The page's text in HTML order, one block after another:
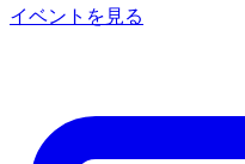
イベントを見る